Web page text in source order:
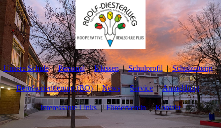
Unsere Schule Personal Klassen Schulprofil Schulzeitung
Berufsorientierung (BO) News Service Anmeldung
Interessante Links Förderverein Kontakt